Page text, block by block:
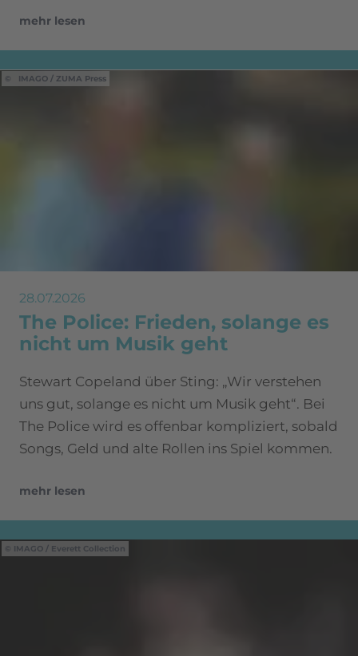
mehr lesen
IMAGO / ZUMA Press
28.07.2026
The Police: Frieden, solange es
nicht um Musik geht
Stewart Copeland über Sting: „Wir verstehen
uns gut, solange es nicht um Musik geht“. Bei
The Police wird es offenbar kompliziert, sobald
Songs, Geld und alte Rollen ins Spiel kommen.
mehr lesen
IMAGO / Everett Collection